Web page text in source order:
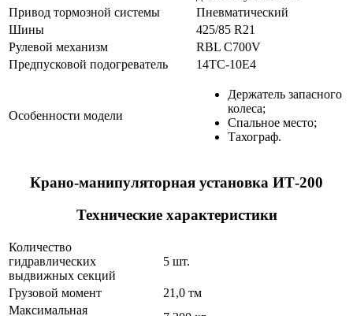
Привод тормозной системы
Пневматический
Шины
425/85 R21
Рулевой механизм
RBL C700V
Предпусковой подогреватель
14ТС-10Е4
Особенности модели
Держатель запасного
колеса;
Спальное место;
Тахограф.
Крано-манипуляторная установка ИТ-200
Технические характеристики
Количество
гидравлических
выдвижных секций
5 шт.
Грузовой момент
21,0 тм
Максимальная